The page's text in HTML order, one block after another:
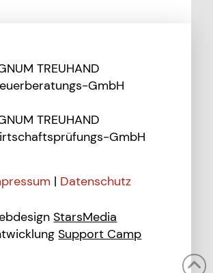
TREUHAND
GmbH
TREUHAND
GmbH
| Datenschutz
StarsMedia
Support Camp